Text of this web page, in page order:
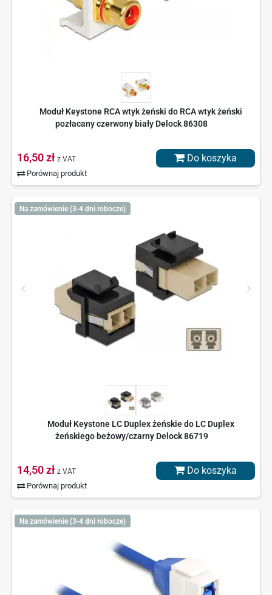
Moduł Keystone RCA wtyk żeński do RCA wtyk żeński
pozłacany czerwony biały Delock 86308
16,50 zł z VAT
Porównaj produkt
Do koszyka
Na zamówienie (3-4 dni robocze)
Moduł Keystone LC Duplex żeńskie do LC Duplex
żeńskiego beżowy/czarny Delock 86719
14,50 zł z VAT
Porównaj produkt
Do koszyka
Na zamówienie (3-4 dni robocze)